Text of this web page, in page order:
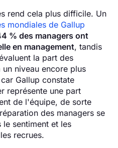
rend cela plus difficile. Un
mondiales de Gallup
% des managers ont
en management, tandis
la part des
niveau encore plus
Gallup constate
représente une part
de l'équipe, de sorte
des managers se
sentiment et les
recrues.